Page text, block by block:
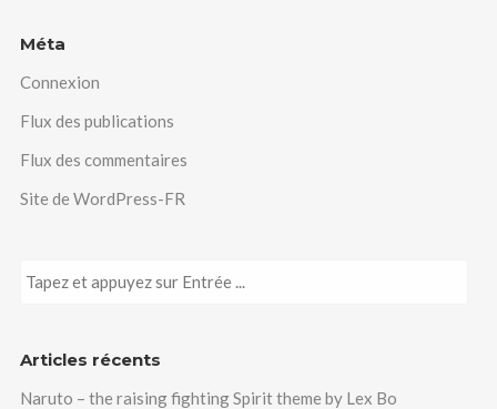
Méta
Connexion
Flux des publications
Flux des commentaires
Site de WordPress-FR
Articles récents
Naruto – the raising fighting Spirit theme by Lex Bo